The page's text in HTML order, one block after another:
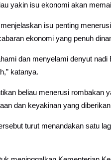
yakin isu ekonomi akan
isu penting
ekonomi yang penuh
dan menyelami denyut
katanya.
beliau menerusi rombakan
dan keyakinan yang
turut menandakan satu